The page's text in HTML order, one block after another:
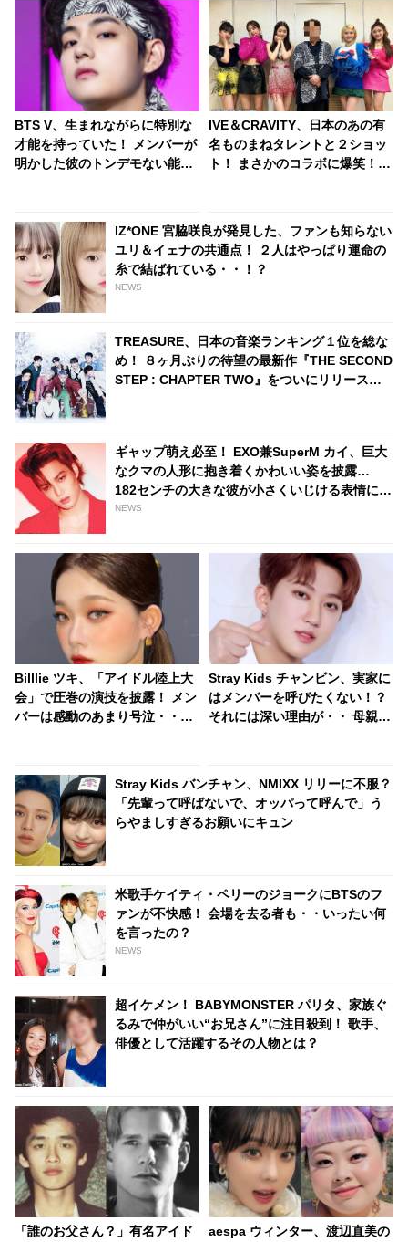
BTS V、生まれながらに特別な
才能を持っていた！ メンバーが
明かした彼のトンデモない能
IVE＆CRAVITY、日本のあの有
名ものまねタレントと２ショッ
ト！ まさかのコラボに爆笑！
IZ*ONE 宮脇咲良が発見した、ファンも知らない
ユリ＆イェナの共通点！ ２人はやっぱり運命の
糸で結ばれている・・！？
NEWS
TREASURE、日本の音楽ランキング１位を総な
め！ ８ヶ月ぶりの待望の最新作『THE SECOND
STEP : CHAPTER TWO』をついにリリース！
ギャップ萌え必至！ EXO兼SuperM カイ、巨大
なクマの人形に抱き着くかわいい姿を披露…
182センチの大きな彼が小さくいじける表情にフ
ァンは大興奮
NEWS
Billlie ツキ、「アイドル陸上大
会」で圧巻の演技を披露！ メン
バーは感動のあまり号泣・・彼
Stray Kids チャンビン、実家に
はメンバーを呼びたくない！？
それには深い理由が・・ 母親思
Stray Kids バンチャン、NMIXX リリーに不服？
「先輩って呼ばないで、オッパって呼んで」う
らやましすぎるお願いにキュン
米歌手ケイティ・ペリーのジョークにBTSのフ
ァンが不快感！ 会場を去る者も・・いったい何
を言ったの？
NEWS
超イケメン！ BABYMONSTER パリタ、家族ぐ
るみで仲がいい“お兄さん”に注目殺到！ 歌手、
俳優として活躍するその人物とは？
「誰のお父さん？」有名アイド
aespa ウィンター、渡辺直美の